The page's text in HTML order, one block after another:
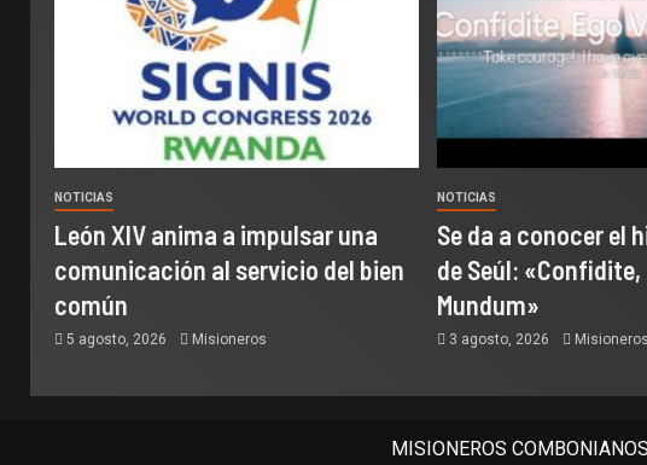
NOTICIAS
León XIV anima a impulsar una
comunicación al servicio del bien
común
5 agosto, 2026 Misioneros
NOTICIAS
Se da a conocer el
de Seúl: «Confidite,
Mundum»
3 agosto, 2026 Misioneros
MISIONEROS